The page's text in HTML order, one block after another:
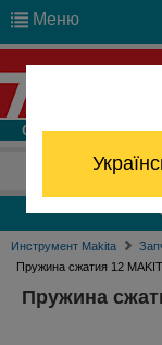
Меню
Отдел
Инструмент Makita
Пружина сжатия 12
Пружина